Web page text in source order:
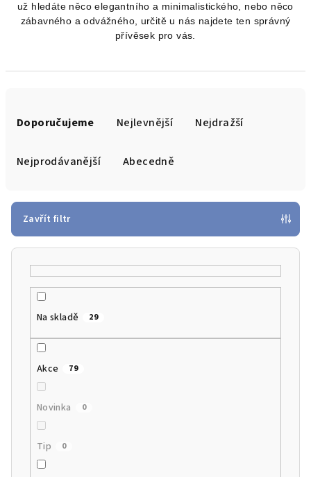
už hledáte něco elegantního a minimalistického, nebo něco
zábavného a odvážného, ​​určitě u nás najdete ten správný
přívěsek pro vás.
r
o
Doporučujeme Nejlevnější Nejdražší
Nejprodávanější Abecedně
Zavřít filtr
Na skladě 29
Akce 79
Novinka 0
Tip 0